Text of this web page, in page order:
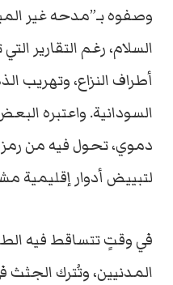
وصفوه بـ”مدحه غير
السلام، رغم التقارير
أطراف النزاع، وتهريب
السودانية. واعتبره
دموي، تحول فيه من
لتبييض أدوار إقليمية
في وقتٍ تتساقط فيه
المدنيين، وتُترك